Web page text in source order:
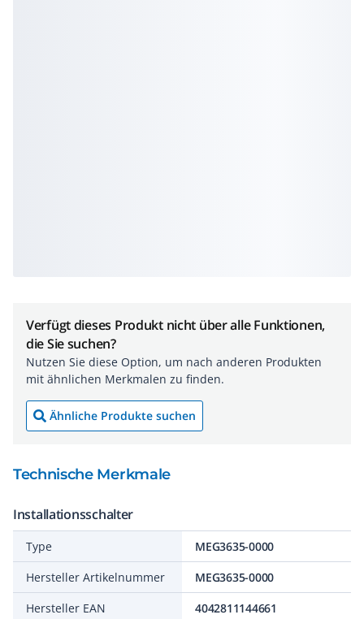
Verfügt dieses Produkt nicht über alle Funktionen,
die Sie suchen?
Nutzen Sie diese Option, um nach anderen Produkten
mit ähnlichen Merkmalen zu finden.
Ähnliche Produkte suchen
Technische Merkmale
Installationsschalter
Type
MEG3635-0000
Hersteller Artikelnummer
MEG3635-0000
Hersteller EAN
4042811144661